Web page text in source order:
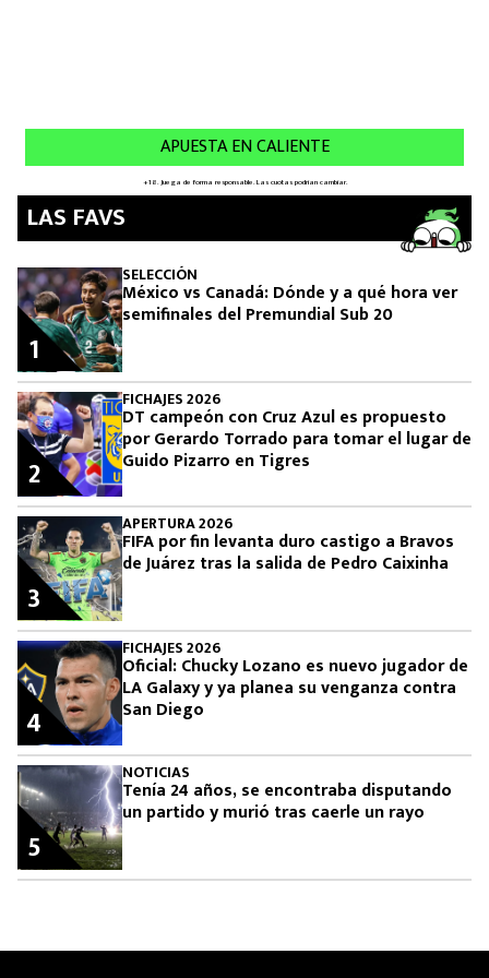
LAS FAVS
SELECCIÓN
México vs Canadá: Dónde y a qué hora ver
semifinales del Premundial Sub 20
1
FICHAJES 2026
DT campeón con Cruz Azul es propuesto
por Gerardo Torrado para tomar el lugar de
Guido Pizarro en Tigres
2
APERTURA 2026
FIFA por fin levanta duro castigo a Bravos
de Juárez tras la salida de Pedro Caixinha
3
FICHAJES 2026
Oficial: Chucky Lozano es nuevo jugador de
LA Galaxy y ya planea su venganza contra
San Diego
4
NOTICIAS
Tenía 24 años, se encontraba disputando
un partido y murió tras caerle un rayo
5